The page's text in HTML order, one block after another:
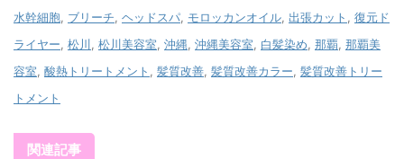
水幹細胞 ブリーチ ヘッドスパ モロッカンオイル 出張カット
復元ド
ライヤー 松川 松川美容室 沖縄 沖縄美容室 白髪染め 那覇 那覇美
容室 酸熱トリートメント 髪質改善 髪質改善カラー 髪質改善トリー
トメント
関連記事